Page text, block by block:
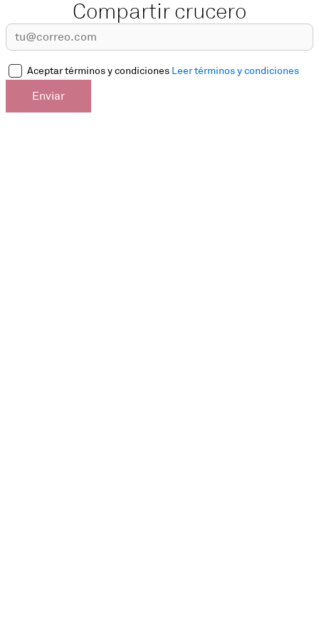
Compartir crucero
Aceptar términos y condiciones Leer términos y condiciones
Enviar